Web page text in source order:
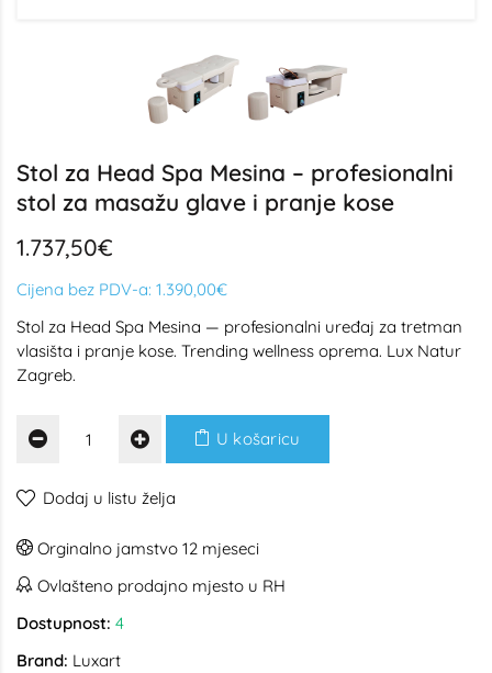
Stol za Head Spa Mesina – profesionalni
stol za masažu glave i pranje kose
1.737,50€
Cijena bez PDV-a: 1.390,00€
Stol za Head Spa Mesina — profesionalni uređaj za tretman
vlasišta i pranje kose. Trending wellness oprema. Lux Natur
Zagreb.
U košaricu
Dodaj u listu želja
Orginalno jamstvo 12 mjeseci
Ovlašteno prodajno mjesto u RH
Dostupnost: 4
Brand: Luxart